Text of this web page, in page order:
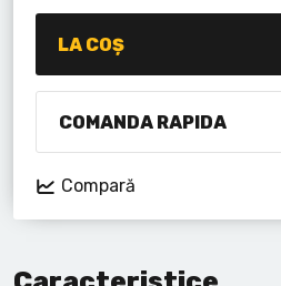
Seturi de scule cu acumulator
Acumulatoare si încărcătoare
LA COȘ
COMANDA RAPIDA
Compară